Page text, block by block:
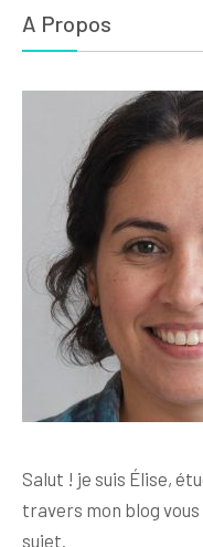
A Propos
Salut ! je suis Élise,
travers mon blog
sujet.